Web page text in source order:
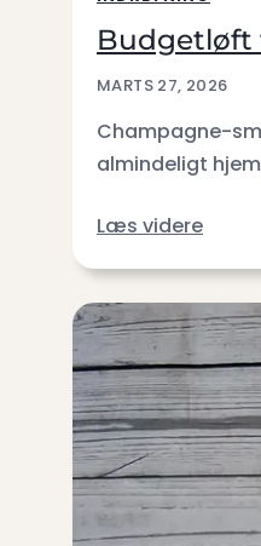
Budgetløft
MARTS 27, 2026
Champagne-
almindeligt
Læs videre